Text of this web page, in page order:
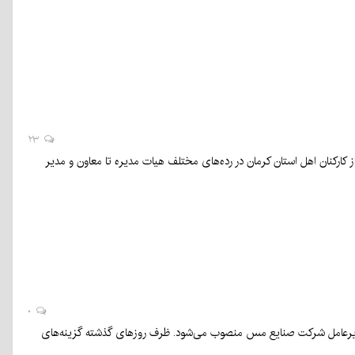
اهل استان کرمان در رده‌های مختلف هیات مدیره تا معاون و مدیر
شرکت صنایع مس منصوب می‌شود. ظرف روزهای گذشته گزینه‌های